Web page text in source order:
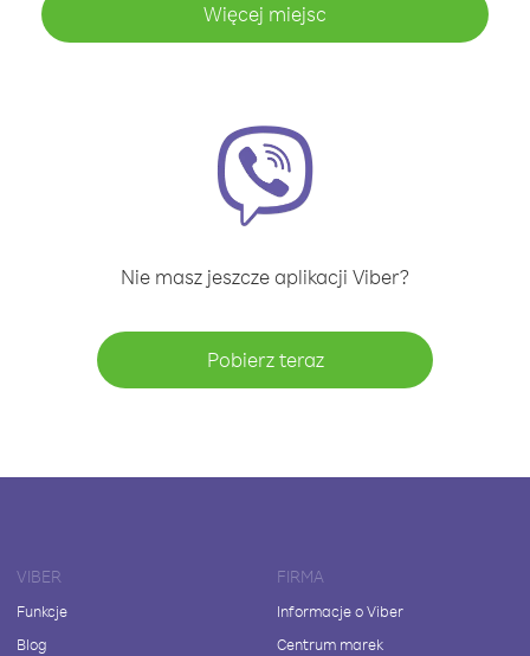
Więcej miejsc
Nie masz jeszcze aplikacji Viber?
Pobierz teraz
VIBER
Funkcje
Blog
FIRMA
Informacje o Viber
Centrum marek